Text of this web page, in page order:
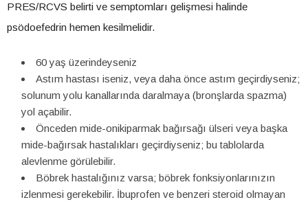
PRES/RCVS belirti ve semptomları gelişmesi halinde
psödoefedrin hemen kesilmelidir.
60 yaş üzerindeyseniz
Astım hastası iseniz, veya daha önce astım geçirdiyseniz;
solunum yolu kanallarında daralmaya (bronşlarda spazma)
yol açabilir.
Önceden mide-onikiparmak bağırsağı ülseri veya başka
mide-bağırsak hastalıkları geçirdiyseniz; bu tablolarda
alevlenme görülebilir.
Böbrek hastalığınız varsa; böbrek fonksiyonlarınızın
izlenmesi gerekebilir. İbuprofen ve benzeri steroid olmayan